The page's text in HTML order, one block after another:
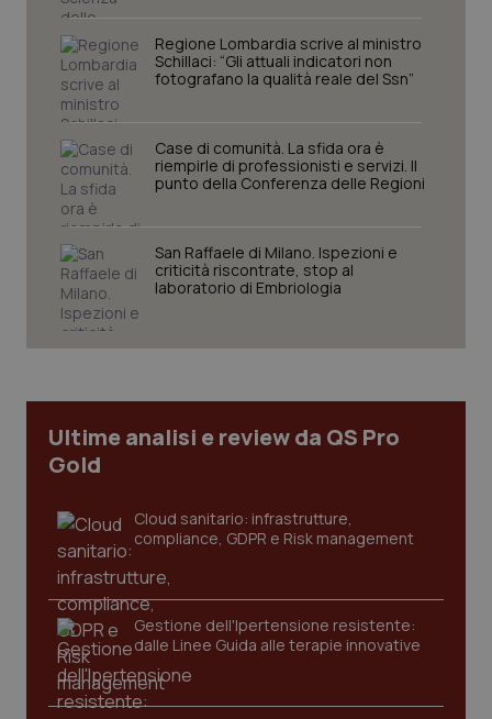
Regione Lombardia scrive al ministro
Schillaci: “Gli attuali indicatori non
fotografano la qualità reale del Ssn”
Case di comunità. La sfida ora è
riempirle di professionisti e servizi. Il
punto della Conferenza delle Regioni
San Raffaele di Milano. Ispezioni e
criticità riscontrate, stop al
laboratorio di Embriologia
Ultime analisi e review da QS Pro
Gold
Cloud sanitario: infrastrutture,
compliance, GDPR e Risk management
Gestione dell'Ipertensione resistente:
dalle Linee Guida alle terapie innovative
Necessari Statistici Marketing
I cookie necessari contribuiscono a rendere fruibile il
sito web abilitandone funzionalità di base quali la
navigazione sulle pagine e l'accesso alle aree
funzionare correttamente senza questi cookie.
Nome
Fornitore/Dominio
CookieScriptConsent